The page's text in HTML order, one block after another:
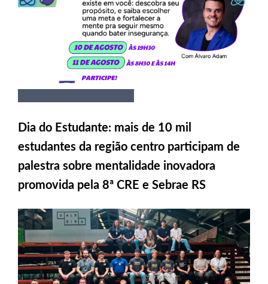
Dia do Estudante: mais de 10 mil
estudantes da região centro participam de
palestra sobre mentalidade inovadora
promovida pela 8ª CRE e Sebrae RS